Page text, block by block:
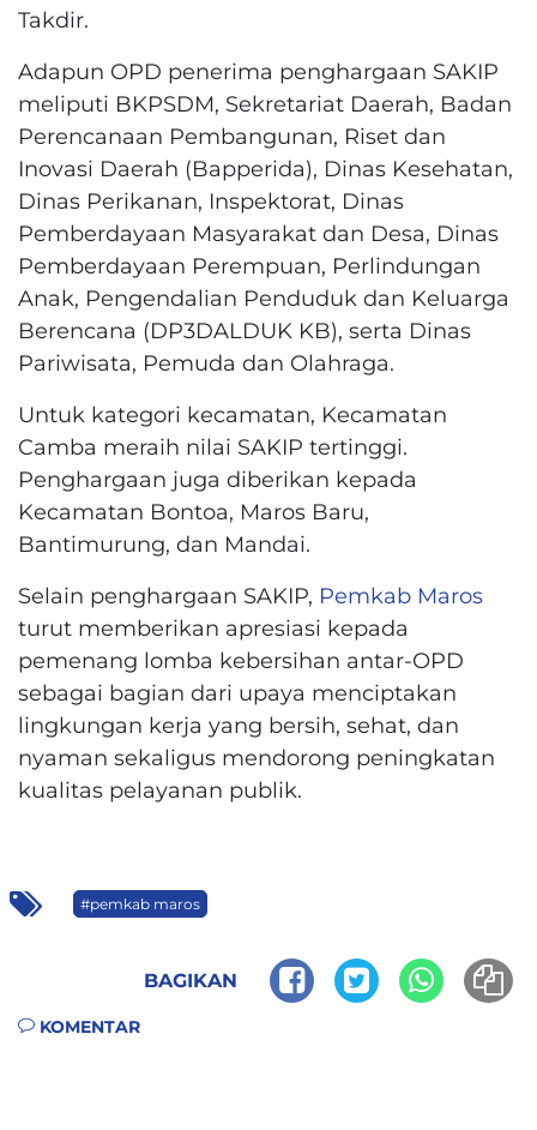
Takdir.
Adapun OPD penerima penghargaan SAKIP
meliputi BKPSDM, Sekretariat Daerah, Badan
Perencanaan Pembangunan, Riset dan
Inovasi Daerah (Bapperida), Dinas Kesehatan,
Dinas Perikanan, Inspektorat, Dinas
Pemberdayaan Masyarakat dan Desa, Dinas
Pemberdayaan Perempuan, Perlindungan
Anak, Pengendalian Penduduk dan Keluarga
Berencana (DP3DALDUK KB), serta Dinas
Pariwisata, Pemuda dan Olahraga.
Untuk kategori kecamatan, Kecamatan
Camba meraih nilai SAKIP tertinggi.
Penghargaan juga diberikan kepada
Kecamatan Bontoa, Maros Baru,
Bantimurung, dan Mandai.
Selain penghargaan SAKIP, Pemkab Maros
turut memberikan apresiasi kepada
pemenang lomba kebersihan antar-OPD
sebagai bagian dari upaya menciptakan
lingkungan kerja yang bersih, sehat, dan
nyaman sekaligus mendorong peningkatan
kualitas pelayanan publik.
#pemkab maros
BAGIKAN
KOMENTAR